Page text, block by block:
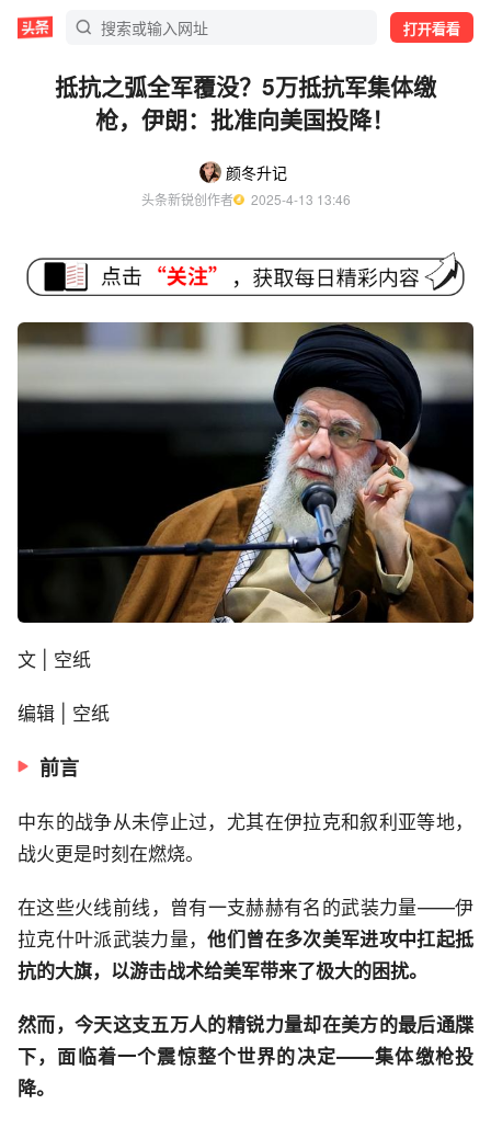
打开看看
抵抗之弧全军覆没？5万抵抗军集体缴
枪，伊朗：批准向美国投降！
颜冬升记
头条新锐创作者
  2025-4-13 13:46
文 | 空纸
编辑 | 空纸
前言
中东的战争从未停止过，尤其在伊拉克和叙利亚等地，
战火更是时刻在燃烧。
在这些火线前线，曾有一支赫赫有名的武装力量——伊
拉克什叶派武装力量，他们曾在多次美军进攻中扛起抵
抗的大旗，以游击战术给美军带来了极大的困扰。
然而，今天这支五万人的精锐力量却在美方的最后通牒
下，面临着一个震惊整个世界的决定——集体缴枪投
降。